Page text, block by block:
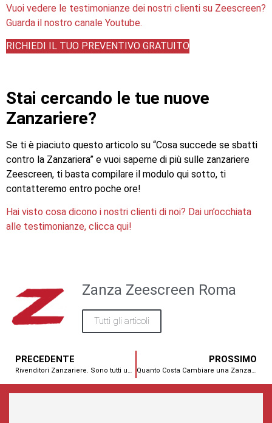
Vuoi vedere le testimonianze dei nostri clienti su Zeescreen?
Guarda il nostro canale Youtube.
RICHIEDI IL TUO PREVENTIVO GRATUITO
Stai cercando le tue nuove
Zanzariere?
Se ti è piaciuto questo articolo su “Cosa succede se sbatti
contro la Zanzariera” e vuoi saperne di più sulle zanzariere
Zeescreen, ti basta compilare il modulo qui sotto, ti
contatteremo entro poche ore!
Hai visto cosa dicono i nostri clienti di noi? Dai un’occhiata
alle testimonianze, clicca qui!
Zanza Zeescreen Roma
Tutti gli articoli
PRECEDENTE
Rivenditori Zanzariere. Sono tutti uguali?
PROSSIMO
Quanto Costa Cambiare una Zanzariera?